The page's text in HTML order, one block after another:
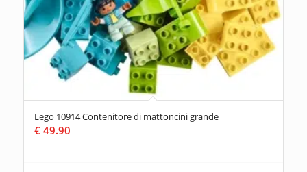
Lego 10914 Contenitore di mattoncini grande
€49.90